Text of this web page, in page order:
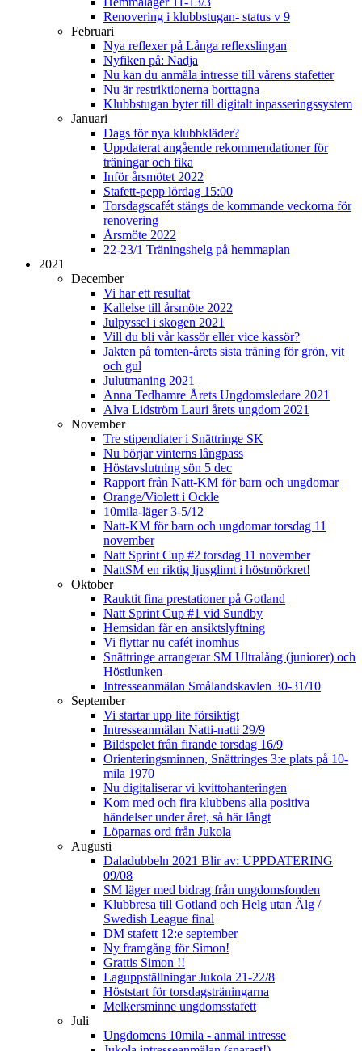
Renovering i klubbstugan- status v 9
Februari
Nya reflexer på Långa reflexslingan
Nyfiken på: Nadja
Nu kan du anmäla intresse till vårens stafetter
Nu är restriktionerna borttagna
Klubbstugan byter till digitalt inpasseringssystem
Januari
Dags för nya klubbkläder?
Uppdaterat angående rekommendationer för
träningar och fika
Inför årsmötet 2022
Stafett-pepp lördag 15:00
Torsdagscafét stängs de kommande veckorna för
renovering
Årsmöte 2022
22-23/1 Träningshelg på hemmaplan
2021
December
Vi har ett resultat
Kallelse till årsmöte 2022
Julpyssel i skogen 2021
Vill du bli vår kassör eller vice kassör?
Jakten på tomten-årets sista träning för grön, vit
och gul
Julutmaning 2021
Anna Tedhamre Årets Ungdomsledare 2021
Alva Lidström Lauri årets ungdom 2021
November
Tre stipendiater i Snättringe SK
Nu börjar vinterns långpass
Höstavslutning sön 5 dec
Rapport från Natt-KM för barn och ungdomar
Orange/Violett i Ockle
10mila-läger 3-5/12
Natt-KM för barn och ungdomar torsdag 11
november
Natt Sprint Cup #2 torsdag 11 november
NattSM en riktig ljusglimt i höstmörkret!
Oktober
Rauktit fina prestationer på Gotland
Natt Sprint Cup #1 vid Sundby
Hemsidan får en ansiktslyftning
Vi flyttar nu cafét inomhus
Snättringe arrangerar SM Ultralång (juniorer) och
Höstlunken
Intresseanmälan Smålandskavlen 30-31/10
September
Vi startar upp lite försiktigt
Intresseanmälan Natti-natti 29/9
Bildspelet från firande torsdag 16/9
Orienteringsminnen, Snättringes 3:e plats på 10-
mila 1970
Nu digitaliserar vi kvittohanteringen
Kom med och fira klubbens alla positiva
händelser under året, så här långt
Löparnas ord från Jukola
Augusti
Daladubbeln 2021 Blir av: UPPDATERING
09/08
SM läger med bidrag från ungdomsfonden
Klubbresa till Gotland och Helg utan Älg /
Swedish League final
DM stafett 12:e september
Ny framgång för Simon!
Grattis Simon !!
Laguppställningar Jukola 21-22/8
Höststart för torsdagsträningarna
Melkersminne ungdomsstafett
Juli
Ungdomens 10mila - anmäl intresse